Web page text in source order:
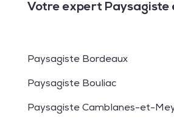
Votre expert Paysagiste
Paysagiste Bordeaux
Paysagiste Bouliac
Paysagiste Camblanes-et-